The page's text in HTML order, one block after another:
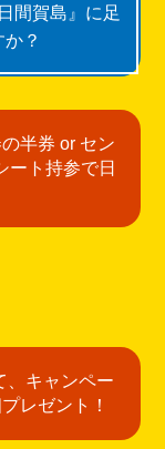
間賀島』に足
？
半券 or セン
ート持参で日
、キャンペー
レゼント！